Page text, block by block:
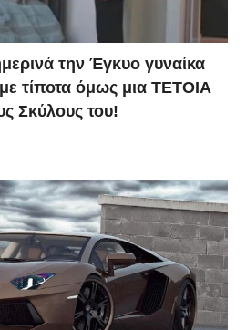
την Έγκυο γυναίκα
τίποτα όμως μια ΤΕΤΟΙΑ
Σκύλους του!